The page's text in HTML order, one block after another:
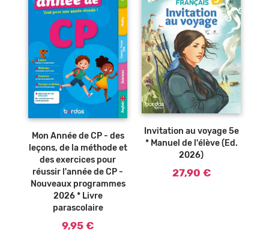
Ajouter au
Mon Année de CP - des
leçons, de la méthode et
des exercices pour
réussir l'année de CP -
Nouveaux programmes
2026 * Livre
parascolaire
9,95 €
Ajouter au
Invitation au voyage 5e
* Manuel de l'élève (Ed.
2026)
27,90 €